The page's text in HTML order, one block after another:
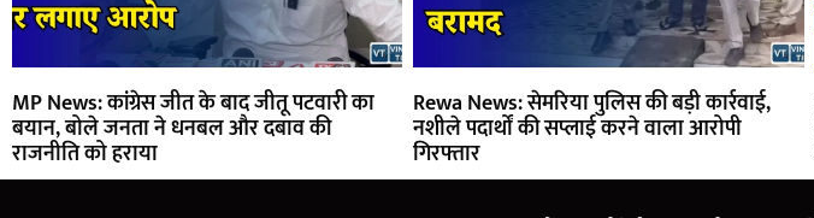
MP News: कांग्रेस जीत के बाद जीतू पटवारी का
बयान, बोले जनता ने धनबल और दबाव की
राजनीति को हराया
Rewa News: सेमरिया पुलिस की बड़ी कार्रवाई,
नशीले पदार्थों की सप्लाई करने वाला आरोपी
गिरफ्तार